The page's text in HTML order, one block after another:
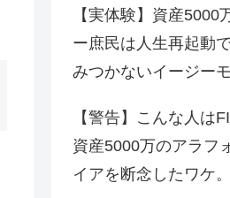
【実体験】資産5000
ー庶民は人生再起動
みつかないイージー
【警告】こんな人は
資産5000万のアラフ
イアを断念したワケ。